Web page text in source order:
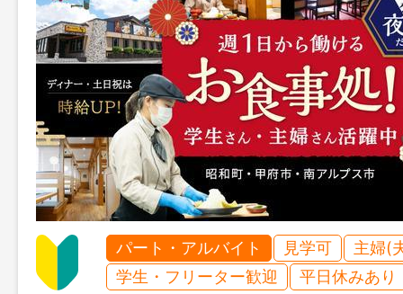
パート・アルバイト 見学可
主婦(
学生・フリーター歓迎
平日休みあり